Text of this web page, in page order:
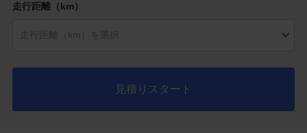
走行距離（km）
見積りスタート